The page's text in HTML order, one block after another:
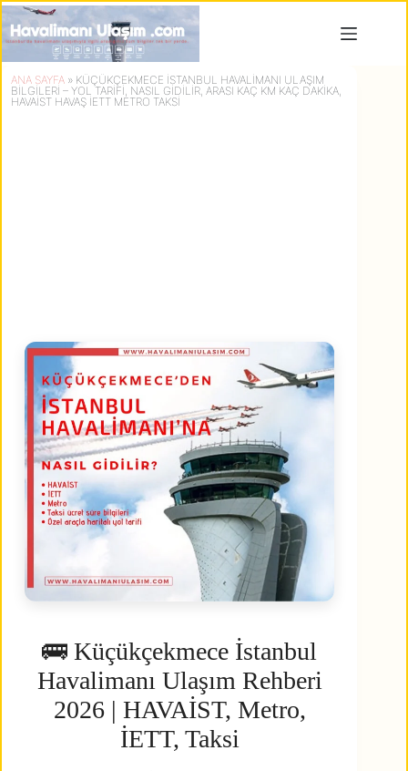
Skip
to
content
ANA SAYFA » KÜÇÜKÇEKMECE İSTANBUL HAVALIMANI ULAŞIM
BILGILERI – YOL TARIFI, NASIL GIDILIR, ARASI KAÇ KM KAÇ DAKIKA,
HAVAİST HAVAŞ İETT METRO TAKSI
🚌 Küçükçekmece İstanbul
Havalimanı Ulaşım Rehberi
2026 | HAVAİST, Metro,
İETT, Taksi